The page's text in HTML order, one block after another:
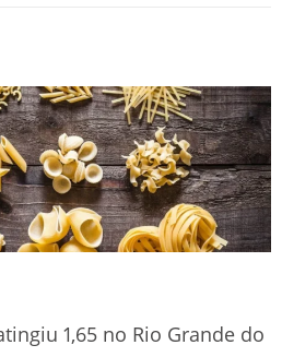
1,65 no Rio Grande do